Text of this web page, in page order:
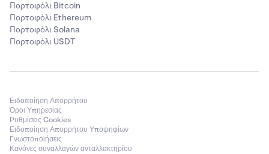
Πορτοφόλι Bitcoin
Πορτοφόλι Ethereum
Πορτοφόλι Solana
Πορτοφόλι USDT
Ειδοποίηση Απορρήτου
Όροι Υπηρεσίας
Ρυθμίσεις Cookies
Ειδοποίηση Απορρήτου Υποψηφίων
Γνωστοποιήσεις
Κανόνες συναλλαγών ανταλλακτηρίου